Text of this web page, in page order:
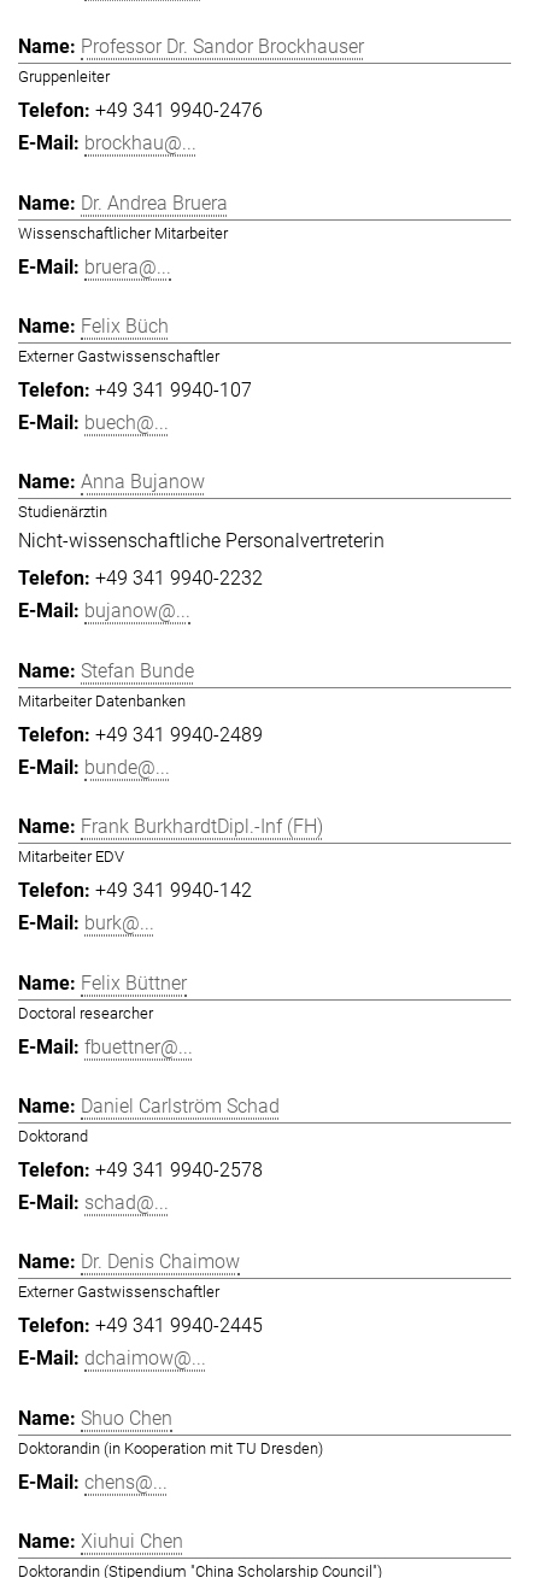
Professor Dr. Sandor Brockhauser
Gruppenleiter
+49 341 9940-2476
brockhau@...
Dr. Andrea Bruera
Wissenschaftlicher Mitarbeiter
bruera@...
Felix Büch
Externer Gastwissenschaftler
+49 341 9940-107
buech@...
Anna Bujanow
Studienärztin
Nicht-wissenschaftliche Personalvertreterin
+49 341 9940-2232
bujanow@...
Stefan Bunde
Mitarbeiter Datenbanken
+49 341 9940-2489
bunde@...
Frank BurkhardtDipl.-Inf (FH)
Mitarbeiter EDV
+49 341 9940-142
burk@...
Felix Büttner
Doctoral researcher
fbuettner@...
Daniel Carlström Schad
Doktorand
+49 341 9940-2578
schad@...
Dr. Denis Chaimow
Externer Gastwissenschaftler
+49 341 9940-2445
dchaimow@...
Shuo Chen
Doktorandin (in Kooperation mit TU Dresden)
chens@...
Xiuhui Chen
Doktorandin (Stipendium "China Scholarship Council")